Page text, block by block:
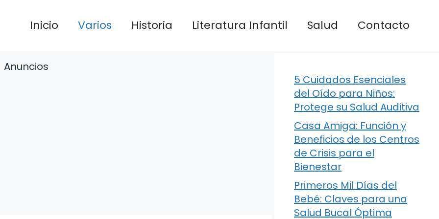
Inicio Varios Historia Literatura Infantil Salud Contacto
Anuncios
5 Cuidados Esenciales
del Oído para Niños:
Protege su Salud Auditiva
Casa Amiga: Función y
Beneficios de los Centros
de Crisis para el
Bienestar
Primeros Mil Días del
Bebé: Claves para una
Salud Bucal Óptima